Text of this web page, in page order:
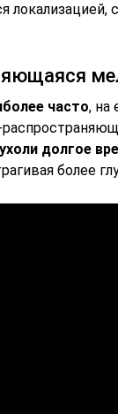
часто, на
долгое
более